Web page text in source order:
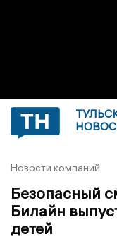
Новости компаний
Безопасный
Билайн
детей